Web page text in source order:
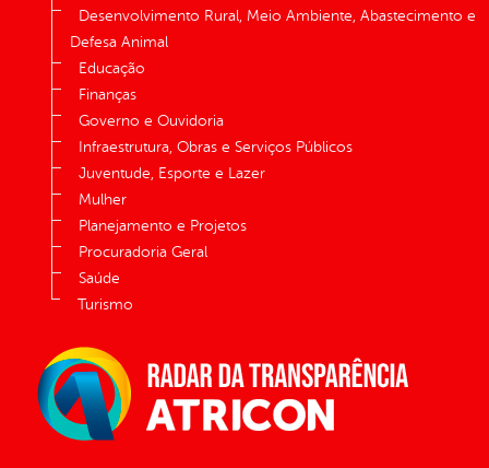
Desenvolvimento Rural, Meio Ambiente, Abastecimento e
Defesa Animal
Educação
Finanças
Governo e Ouvidoria
Infraestrutura, Obras e Serviços Públicos
Juventude, Esporte e Lazer
Mulher
Planejamento e Projetos
Procuradoria Geral
Saúde
Turismo